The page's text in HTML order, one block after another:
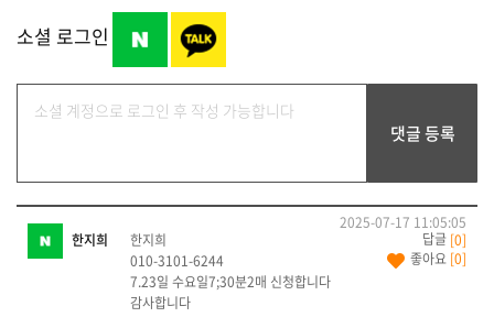
소셜 로그인
한지희
한지희
010-3101-6244
7.23일 수요일7;30분2매 신청합니다
감사합니다
[0]
좋아요 [0]
2025-07-17 11:05:05